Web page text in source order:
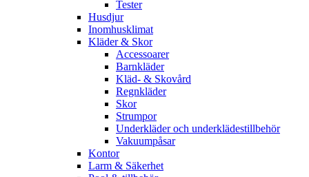
Tester
Husdjur
Inomhusklimat
Kläder & Skor
Accessoarer
Barnkläder
Kläd- & Skovård
Regnkläder
Skor
Strumpor
Underkläder och underklädestillbehör
Vakuumpåsar
Kontor
Larm & Säkerhet